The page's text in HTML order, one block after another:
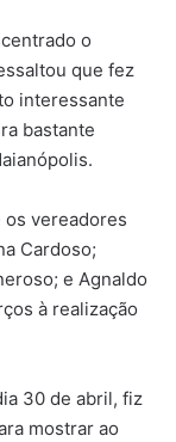
o
que fez
interessante
bastante
os vereadores
Cardoso;
e Agnaldo
à realização
30 de abril, fiz
mostrar ao